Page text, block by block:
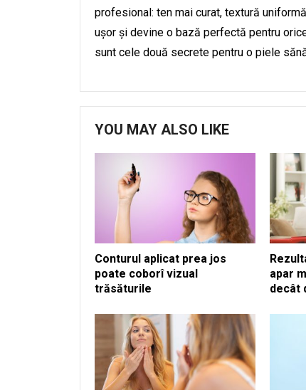
profesional: ten mai curat, textură
ușor și devine o bază perfectă pentru
sunt cele două secrete pentru o piele
YOU MAY ALSO LIKE
Conturul aplicat prea jos
poate coborî vizual
trăsăturile
apar
decât